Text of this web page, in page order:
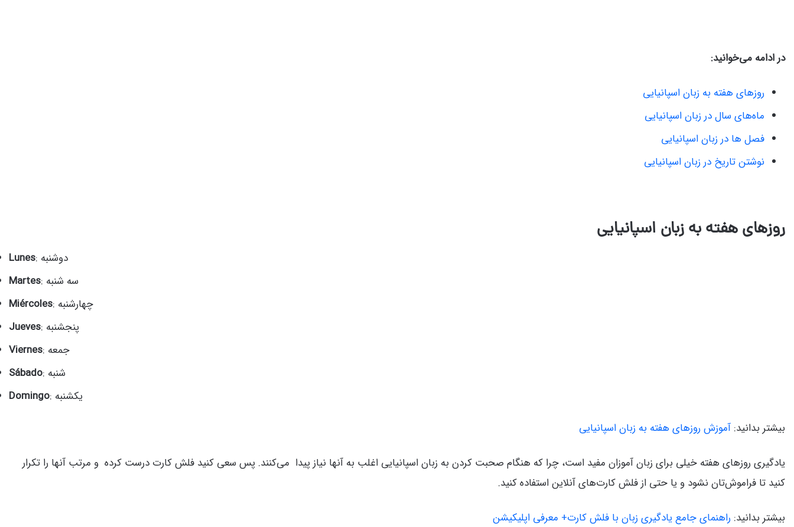
در ادامه می‌خوانید:
روزهای هفته به زبان اسپانیایی
ماه‌های سال در زبان اسپانیایی
فصل ها در زبان اسپانیایی
نوشتن تاریخ در زبان اسپانیایی
روزهای هفته به زبان اسپانیایی
Lunes : دوشنبه
Martes : سه شنبه
Miércoles : چهارشنبه
Jueves : پنجشنبه
Viernes : جمعه
Sábado : شنبه
Domingo : یکشنبه
بیشتر بدانید: آموزش روزهای هفته به زبان اسپانیایی
یادگیری روزهای هفته خیلی برای زبان آموزان مفید است، چرا که هنگام صحبت کردن به زبان اسپانیایی اغلب به آنها نیاز پیدا می‌کنند. پس سعی کنید فلش کارت درست کرده و مرتب آنها را تکرار
کنید تا فراموش‌تان نشود و یا حتی از فلش کارت‌های آنلاین استفاده کنید.
بیشتر بدانید: راهنمای جامع یادگیری زبان با فلش کارت+ معرفی اپلیکیشن